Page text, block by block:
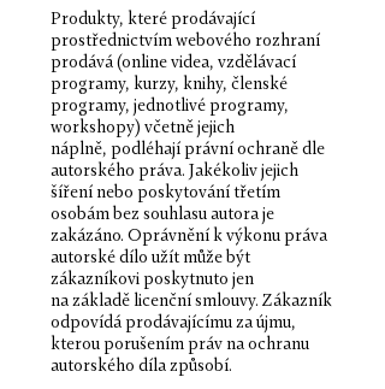
Produkty, které prodávající
prostřednictvím webového rozhraní
prodává (online videa, vzdělávací
programy, kurzy, knihy, členské
programy, jednotlivé programy,
workshopy) včetně jejich
náplně, podléhají právní ochraně dle
autorského práva. Jakékoliv jejich
šíření nebo poskytování třetím
osobám bez souhlasu autora je
zakázáno. Oprávnění k výkonu práva
autorské dílo užít může být
zákazníkovi poskytnuto jen
na základě licenční smlouvy. Zákazník
odpovídá prodávajícímu za újmu,
kterou porušením práv na ochranu
autorského díla způsobí.